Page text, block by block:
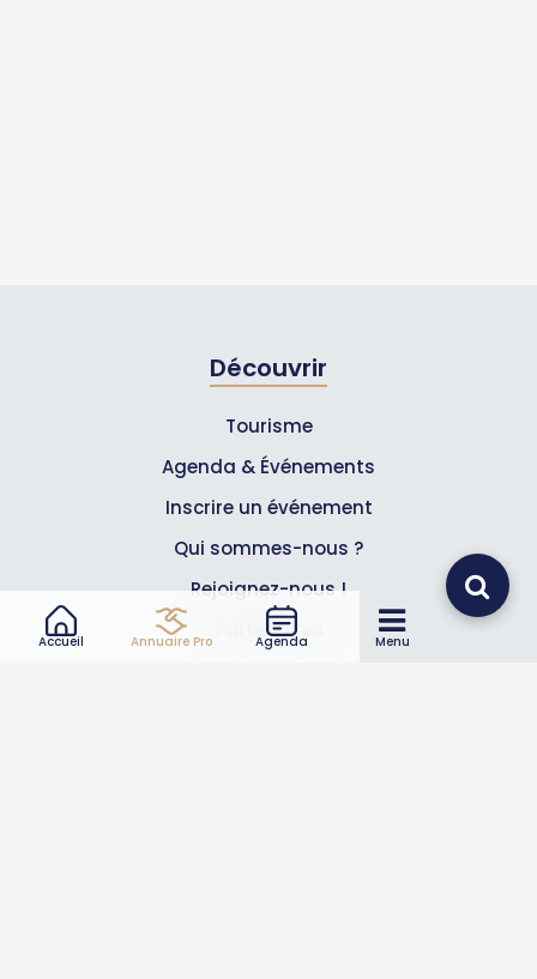
Accueil Annuaire Pro Agenda Menu
Découvrir
Tourisme
Agenda & Événements
Inscrire un événement
Qui sommes-nous ?
Rejoignez-nous !
Partenaires